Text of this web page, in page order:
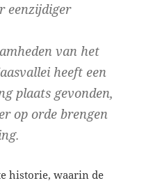
eenzijdiger
van het
heeft een
plaats gevonden,
op orde brengen
historie, waarin de